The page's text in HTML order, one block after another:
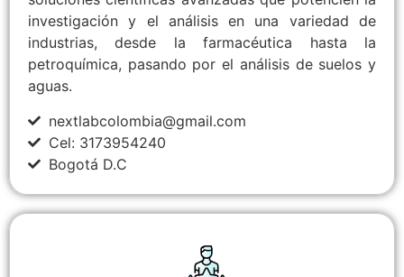
investigación y el análisis en una variedad de
industrias, desde la farmacéutica hasta la
petroquímica, pasando por el análisis de suelos y
aguas.
nextlabcolombia@gmail.com
Cel: 3173954240
Bogotá D.C